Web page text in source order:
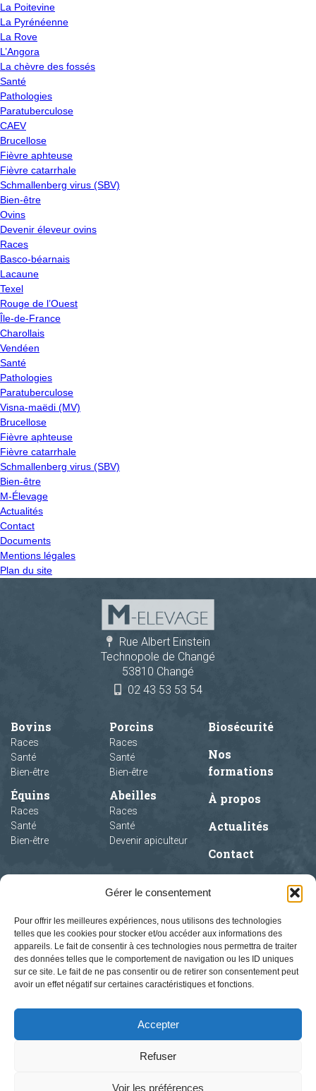
Gérer le consentement
Pour offrir les meilleures expériences, nous utilisons des technologies
telles que les cookies pour stocker et/ou accéder aux informations des
appareils. Le fait de consentir à ces technologies nous permettra de traiter
des données telles que le comportement de navigation ou les ID uniques
sur ce site. Le fait de ne pas consentir ou de retirer son consentement peut
avoir un effet négatif sur certaines caractéristiques et fonctions.
Accepter
Refuser
Voir les préférences
La Poitevine
La Pyrénéenne
La Rove
L’Angora
La chèvre des fossés
Santé
Pathologies
Paratuberculose
CAEV
Brucellose
Fièvre aphteuse
Fièvre catarrhale
Schmallenberg virus (SBV)
Bien-être
Ovins
Devenir éleveur ovins
Races
Basco-béarnais
Lacaune
Texel
Rouge de l’Ouest
Île-de-France
Charollais
Vendéen
Santé
Pathologies
Paratuberculose
Visna-maëdi (MV)
Brucellose
Fièvre aphteuse
Fièvre catarrhale
Schmallenberg virus (SBV)
Bien-être
M-Élevage
Actualités
Contact
Documents
Mentions légales
Plan du site
Rue Albert Einstein
Technopole de Changé
53810 Changé
02 43 53 53 54
Bovins
Races
Santé
Bien-être
Équins
Races
Santé
Bien-être
Porcins
Races
Santé
Bien-être
Abeilles
Races
Santé
Devenir apiculteur
Biosécurité
Nos
formations
À propos
Actualités
Contact